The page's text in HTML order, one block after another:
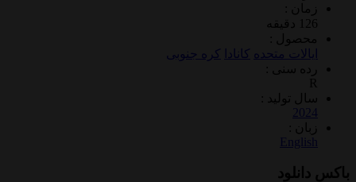
:
متحده کانادا کره جنوبی
سنی :
: